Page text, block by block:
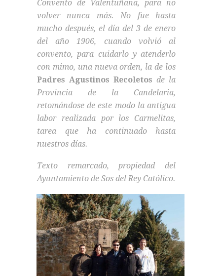
Convento de Valentuñana, para no
volver nunca más. No fue hasta
mucho después, el día del 3 de enero
del año 1906, cuando volvió al
convento, para cuidarlo y atenderlo
con mimo, una nueva orden, la de los
Padres Agustinos Recoletos de la
Provincia de la Candelaria,
retomándose de este modo la antigua
labor realizada por los Carmelitas,
tarea que ha continuado hasta
nuestros días.
Texto remarcado, propiedad del
Ayuntamiento de Sos del Rey Católico.